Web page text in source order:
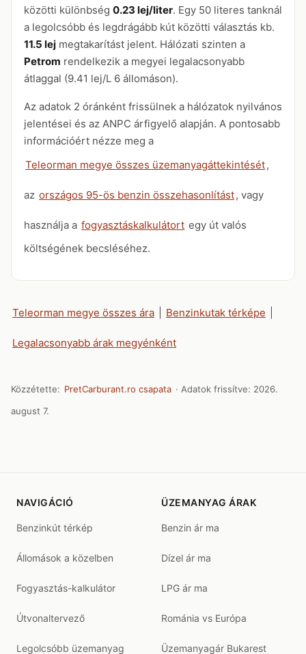
közötti különbség 0.23 lej/liter. Egy 50 literes tanknál
a legolcsóbb és legdrágább kút közötti választás kb.
11.5 lej megtakarítást jelent. Hálózati szinten a
Petrom rendelkezik a megyei legalacsonyabb
átlaggal (9.41 lej/L 6 állomáson).
Az adatok 2 óránként frissülnek a hálózatok nyilvános
jelentései és az ANPC árfigyelő alapján. A pontosabb
információért nézze meg a
Teleorman megye összes üzemanyagáttekintését,
az országos 95-ös benzin összehasonlítást, vagy
használja a fogyasztáskalkulátort egy út valós
költségének becsléséhez.
Teleorman megye összes ára Benzinkutak térképe
Legalacsonyabb árak megyénként
Közzétette: PretCarburant.ro csapata · Adatok frissítve: 2026.
august 7.
NAVIGÁCIÓ
Benzinkút térkép
Állomások a közelben
Fogyasztás-kalkulátor
Útvonaltervező
Legolcsóbb üzemanyag
ÜZEMANYAG ÁRAK
Benzin ár ma
Dízel ár ma
LPG ár ma
Románia vs Európa
Üzemanyagár Bukarest